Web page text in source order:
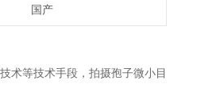
国产
等技术手段，拍摄孢子微小目